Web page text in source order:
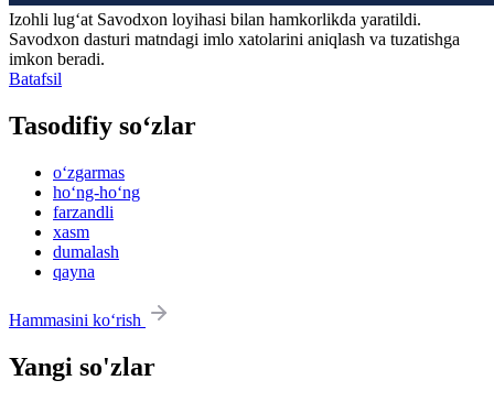
Izohli lugʻat Savodxon loyihasi bilan hamkorlikda yaratildi.
Savodxon dasturi matndagi imlo xatolarini aniqlash va tuzatishga
imkon beradi.
Batafsil
Tasodifiy so‘zlar
o‘zgarmas
ho‘ng-ho‘ng
farzandli
xasm
dumalash
qayna
Hammasini ko‘rish
Yangi so'zlar